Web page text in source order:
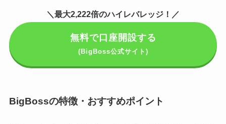
＼最大2,222倍のハイレバレッジ！／
無料で口座開設する
(BigBoss公式サイト)
BigBossの特徴・おすすめポイント